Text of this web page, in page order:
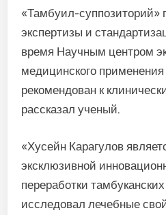
«Тамбуил-суппозиторий»
экспертизы и
время Научным центром
медицинского
рекомендован к
рассказал ученый.
«Хусейн Карагулов
эксклюзивной
переработки
исследовал лечебные